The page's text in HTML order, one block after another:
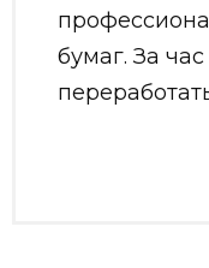
бумаг. За